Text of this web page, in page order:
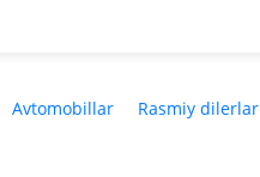
Avtomobillar Rasmiy dilerlar